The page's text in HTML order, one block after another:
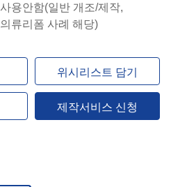
사용안함(일반 개조/제작,
의류리폼 사례 해당)
위시리스트 담기
제작서비스 신청